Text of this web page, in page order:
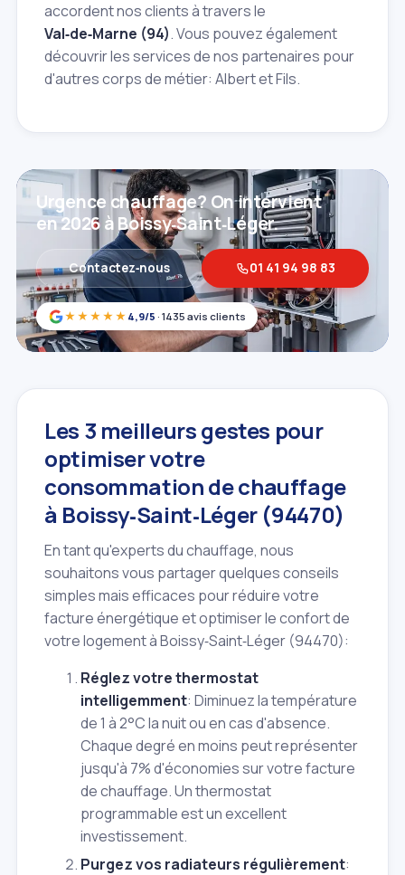
accordent nos clients à travers le
Val‑de‑Marne (94). Vous pouvez également
découvrir les services de nos partenaires pour
d'autres corps de métier: Albert et Fils.
★★★★★ 4,9/5 · 1435 avis clients
Urgence chauffage? On intervient
en 2026 à Boissy‑Saint‑Léger.
Contactez‑nous 01 41 94 98 83
Les 3 meilleurs gestes pour
optimiser votre
consommation de chauffage
à Boissy‑Saint‑Léger (94470)
En tant qu'experts du chauffage, nous
souhaitons vous partager quelques conseils
simples mais efficaces pour réduire votre
facture énergétique et optimiser le confort de
votre logement à Boissy‑Saint‑Léger (94470):
Réglez votre thermostat
intelligemment: Diminuez la température
de 1 à 2°C la nuit ou en cas d'absence.
Chaque degré en moins peut représenter
jusqu'à 7% d'économies sur votre facture
de chauffage. Un thermostat
programmable est un excellent
investissement.
Purgez vos radiateurs régulièrement: